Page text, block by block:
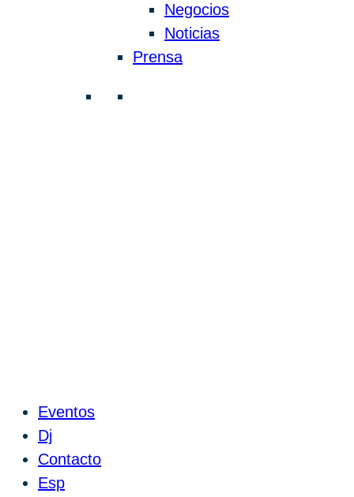
Negocios
Noticias
Prensa
Eventos
Dj
Contacto
Esp